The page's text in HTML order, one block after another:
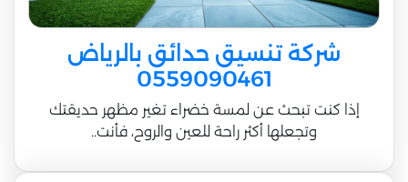
شركة تنسيق حدائق بالرياض
0559090461
إذا كنت تبحث عن لمسة خضراء تغير مظهر حديقتك
وتجعلها أكثر راحة للعين والروح، فأنت..